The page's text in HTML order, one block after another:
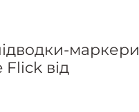
маркери
Flick від